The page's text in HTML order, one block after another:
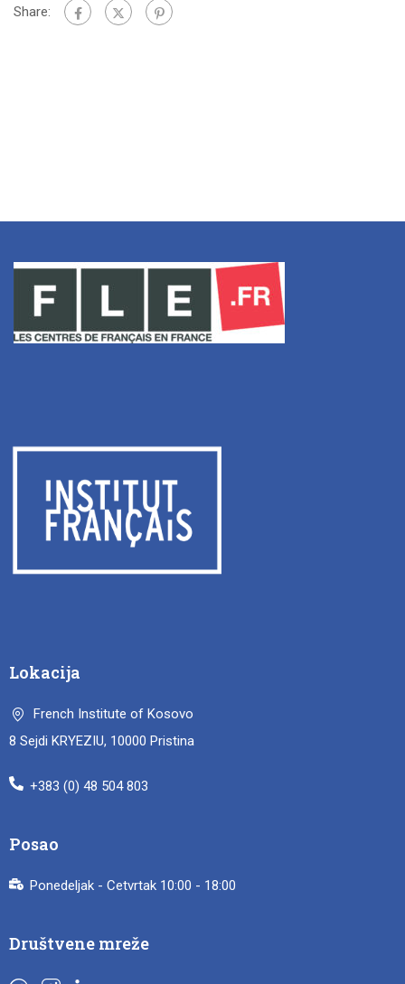
Share:
Lokacija
French Institute of Kosovo
8 Sejdi KRYEZIU, 10000 Pristina
+383 (0) 48 504 803
Posao
Ponedeljak - Cetvrtak 10:00 - 18:00
Društvene mreže